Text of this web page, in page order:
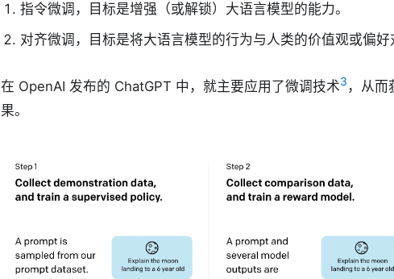
指令微调，目标是增强（或解锁）大语言模型的能力。
对齐微调，目标是将大语言模型的行为与人类的价值观或偏好
在 OpenAI 发布的 ChatGPT 中，就主要应用了微调技术3 ，从而
果。